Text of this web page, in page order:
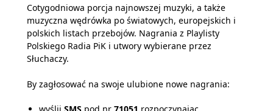
Cotygodniowa porcja najnowszej muzyki, a także
muzyczna wędrówka po światowych, europejskich i
polskich listach przebojów. Nagrania z Playlisty
Polskiego Radia PiK i utwory wybierane przez
Słuchaczy.
By zagłosować na swoje ulubione nowe nagrania: